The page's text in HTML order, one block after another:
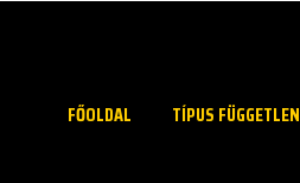
FŐOLDAL TÍPUS FÜGGETLEN